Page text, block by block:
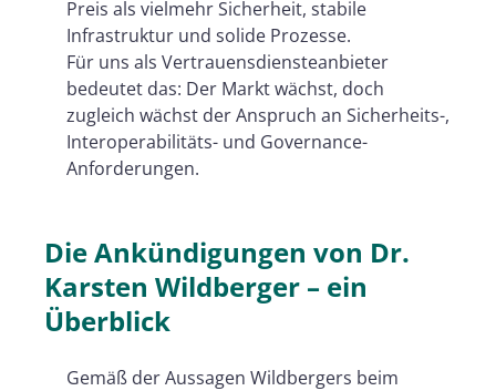
Preis als vielmehr Sicherheit, stabile
Infrastruktur und solide Prozesse.
Für uns als Vertrauensdiensteanbieter
bedeutet das: Der Markt wächst, doch
zugleich wächst der Anspruch an Sicherheits-,
Interoperabilitäts- und Governance-
Anforderungen.
Die Ankündigungen von Dr.
Karsten Wildberger – ein
Überblick
Gemäß der Aussagen Wildbergers beim